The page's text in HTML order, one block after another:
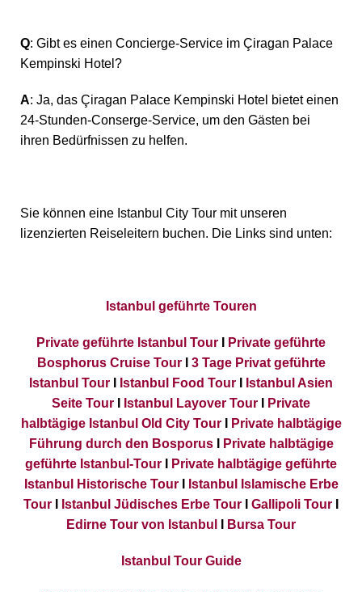
Q: Gibt es einen Concierge-Service im Çiragan Palace
Kempinski Hotel?
A: Ja, das Çiragan Palace Kempinski Hotel bietet einen
24-Stunden-Conserge-Service, um den Gästen bei
ihren Bedürfnissen zu helfen.
Sie können eine Istanbul City Tour mit unseren
lizenzierten Reiseleitern buchen. Die Links sind unten:
Istanbul geführte Touren
Private geführte Istanbul Tour
Private geführte
Bosphorus Cruise TourI 3 Tage Privat geführte
Istanbul Tour
Istanbul Food Tour
Istanbul Asien
Seite Tour
Istanbul Layover Tour
Private
halbtägige Istanbul Old City TourI
Private halbtägige
Führung durch den BosporusI
Private halbtägige
geführte Istanbul-Tour
Private halbtägige geführte
Istanbul Historische TourI
Istanbul Islamische Erbe
Tour
Istanbul Jüdisches Erbe Tour Gallipoli Tour
Edirne Tour von Istanbul
Bursa Tour
Istanbul Tour Guide